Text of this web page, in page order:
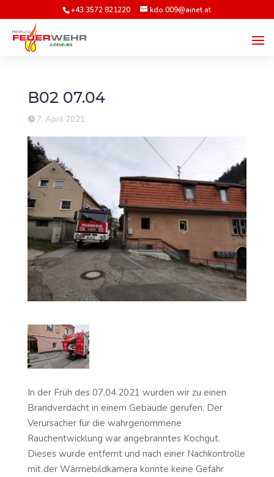
+43 3572 821220 kdo.009@ainet.at
B02 07.04
7. April 2021
In der Früh des 07.04.2021 wurden wir zu einen
Brandverdacht in einem Gebäude gerufen. Der
Verursacher für die wahrgenommene
Rauchentwicklung war angebranntes Kochgut.
Dieses wurde entfernt und nach einer Nachkontrolle
mit der Wärmebildkamera konnte keine Gefahr